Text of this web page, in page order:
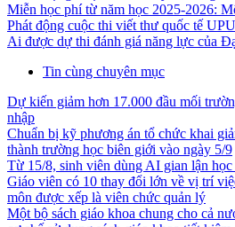
Miễn học phí từ năm học 2025-2026:
Phát động cuộc thi viết thư quốc tế
Ai được dự thi đánh giá năng lực của
Tin cùng chuyên mục
Dự kiến giảm hơn 17.000 đầu mối
nhập
Chuẩn bị kỹ phương án tổ chức khai
thành trường học biên giới vào ngày 5/9
Từ 15/8, sinh viên dùng AI gian lận
Giáo viên có 10 thay đổi lớn về vị trí
môn được xếp là viên chức quản lý
Một bộ sách giáo khoa chung cho cả